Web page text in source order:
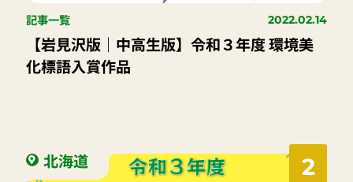
記事一覧 2022.02.14
【岩見沢版｜中高生版】令和３年度 環境美
化標語入賞作品
2
北海道